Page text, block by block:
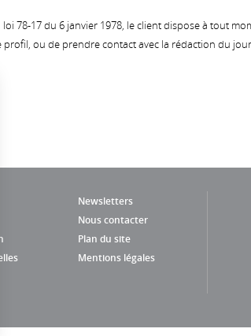
78-17 du 6 janvier 1978, le client dispose à tout
ou de prendre contact avec la rédaction du
Newsletters
Nous contacter
Plan du site
Mentions légales